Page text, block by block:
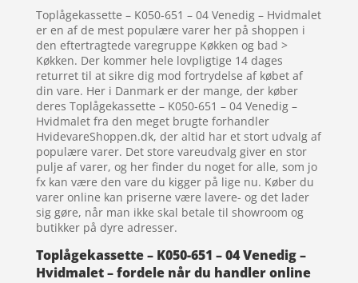
Toplågekassette – K050-651 – 04 Venedig – Hvidmalet
er en af de mest populære varer her på shoppen i
den eftertragtede varegruppe Køkken og bad >
Køkken. Der kommer hele lovpligtige 14 dages
returret til at sikre dig mod fortrydelse af købet af
din vare. Her i Danmark er der mange, der køber
deres Toplågekassette – K050-651 – 04 Venedig –
Hvidmalet fra den meget brugte forhandler
HvidevareShoppen.dk, der altid har et stort udvalg af
populære varer. Det store vareudvalg giver en stor
pulje af varer, og her finder du noget for alle, som jo
fx kan være den vare du kigger på lige nu. Køber du
varer online kan priserne være lavere- og det lader
sig gøre, når man ikke skal betale til showroom og
butikker på dyre adresser.
Toplågekassette – K050-651 – 04 Venedig –
Hvidmalet – fordele når du handler online